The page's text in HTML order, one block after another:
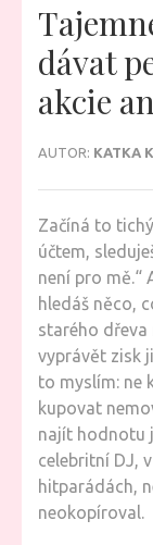
dávat
akcie
AUTOR: KATKA
Začíná to
účtem,
není pro mě.“
hledáš něco,
starého dřeva
vyprávět zisk
to myslím: ne
kupovat
najít hodnotu
celebritní DJ,
hitparádách,
neokopíroval.